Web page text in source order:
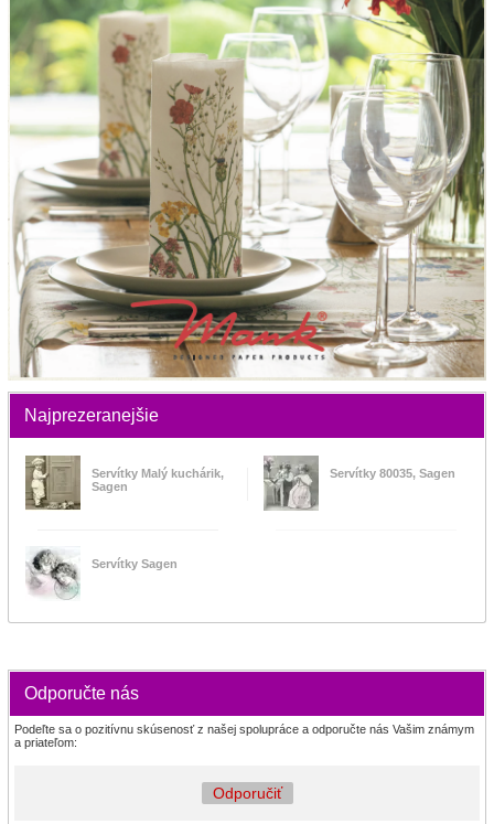
Najprezeranejšie
Servítky Malý kuchárik,
Sagen
Servítky 80035, Sagen
Servítky Sagen
Odporučte nás
Podeľte sa o pozitívnu skúsenosť z našej spolupráce a odporučte nás Vašim známym
a priateľom:
Odporučiť